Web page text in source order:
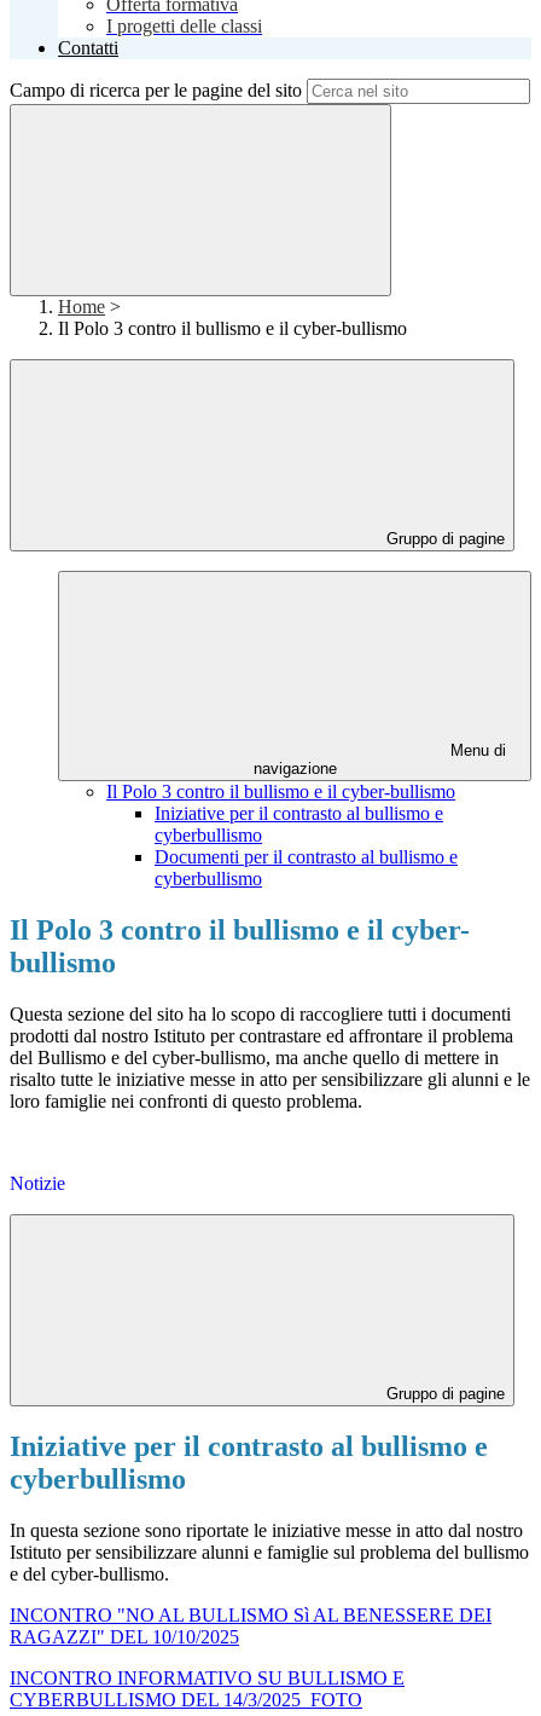
Offerta formativa
I progetti delle classi
Contatti
Campo di ricerca per le pagine del sito
Home >
Il Polo 3 contro il bullismo e il cyber-bullismo
Gruppo di pagine
Menu di
navigazione
Il Polo 3 contro il bullismo e il cyber-bullismo
Iniziative per il contrasto al bullismo e
cyberbullismo
Documenti per il contrasto al bullismo e
cyberbullismo
Il Polo 3 contro il bullismo e il cyber-
bullismo
Questa sezione del sito ha lo scopo di raccogliere tutti i documenti
prodotti dal nostro Istituto per contrastare ed affrontare il problema
del Bullismo e del cyber-bullismo, ma anche quello di mettere in
risalto tutte le iniziative messe in atto per sensibilizzare gli alunni e le
loro famiglie nei confronti di questo problema.
Notizie
Gruppo di pagine
Iniziative per il contrasto al bullismo e
cyberbullismo
In questa sezione sono riportate le iniziative messe in atto dal nostro
Istituto per sensibilizzare alunni e famiglie sul problema del bullismo
e del cyber-bullismo.
INCONTRO "NO AL BULLISMO Sì AL BENESSERE DEI
RAGAZZI" DEL 10/10/2025
INCONTRO INFORMATIVO SU BULLISMO E
CYBERBULLISMO DEL 14/3/2025 _FOTO